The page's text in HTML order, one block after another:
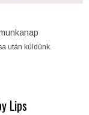
után küldünk.
Lips